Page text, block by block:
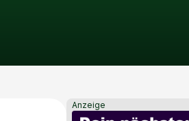
Anzeige